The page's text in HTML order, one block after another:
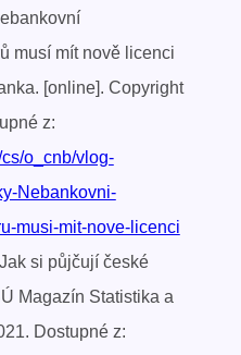
musí mít nově licenci
[online]. Copyright
z:
o_cnb/vlog-
Nebankovni-
musi-mit-nove-licenci
si půjčují české
Magazín Statistika a
Dostupné z: